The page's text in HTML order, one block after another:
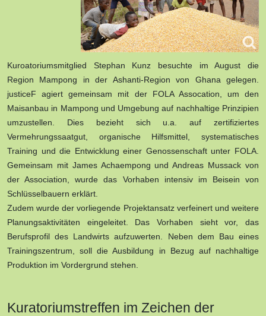
Kuroatoriumsmitglied Stephan Kunz besuchte im August die
Region Mampong in der Ashanti-Region von Ghana gelegen.
justiceF agiert gemeinsam mit der FOLA Assocation, um den
Maisanbau in Mampong und Umgebung auf nachhaltige Prinzipien
umzustellen. Dies bezieht sich u.a. auf zertifiziertes
Vermehrungssaatgut, organische Hilfsmittel, systematisches
Training und die Entwicklung einer Genossenschaft unter FOLA.
Gemeinsam mit James Achaempong und Andreas Mussack von
der Association, wurde das Vorhaben intensiv im Beisein von
Schlüsselbauern erklärt.
Zudem wurde der vorliegende Projektansatz verfeinert und weitere
Planungsaktivitäten eingeleitet. Das Vorhaben sieht vor, das
Berufsprofil des Landwirts aufzuwerten. Neben dem Bau eines
Trainingszentrum, soll die Ausbildung in Bezug auf nachhaltige
Produktion im Vordergrund stehen.
Kuratoriumstreffen im Zeichen der